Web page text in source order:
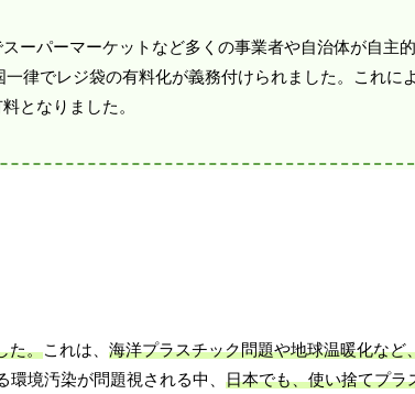
ーパーマーケットなど多くの事業者や自治体が自主
律でレジ袋の有料化が義務付けられました。これに
となりました。
た。これは、 海洋プラスチック問題や地球温暖化など
境汚染が問題視される中、 日本でも、使い捨てプラ